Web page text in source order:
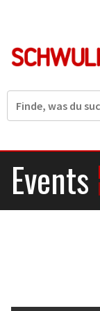
Suche
Events